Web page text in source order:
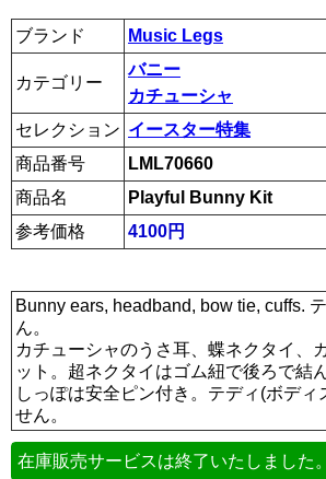
ブランド Music Legs
カテゴリー
バニー
カチューシャ
セレクション イースター特集
商品番号
LML70660
商品名
Playful Bunny Kit
参考価格
4100円
Bunny ears, headband, bow tie, cuffs.
ん。
カチューシャのうさ耳、蝶ネクタイ、
ット。超ネクタイはゴム紐で後ろで結
しっぽは安全ピン付き。テディ(ボディ
せん。
在庫販売サービスは終了いたしました